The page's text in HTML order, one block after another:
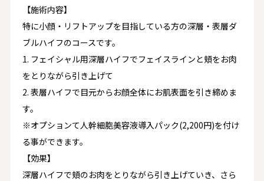
【施術内容】
特に小顔・リフトアップを目指している方の深層・表層ダ
ブルハイフのコースです。
1. フェイシャル用深層ハイフでフェイスラインと頬をお肉
をとりながら引き上げて
2. 表層ハイフで目元からお顔全体にお肌表面を引き締めま
す。
※オプションて人幹細胞美容液導入パック(2,200円)を付け
る事ができます。
【効果】
深層ハイフで頬のお肉をとりながら引き上げていき、さら